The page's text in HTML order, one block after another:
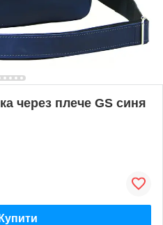
через плече GS синя
Купити